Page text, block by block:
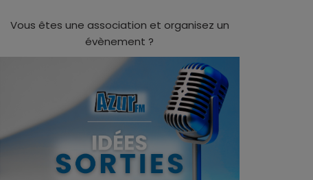
Vous êtes une association et organisez un
évènement ?